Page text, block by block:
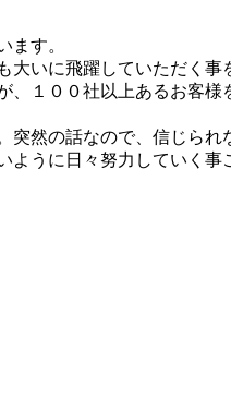
ます。
いに飛躍していただく事
１００社以上あるお客
然の話なので、信じら
うに日々努力していく